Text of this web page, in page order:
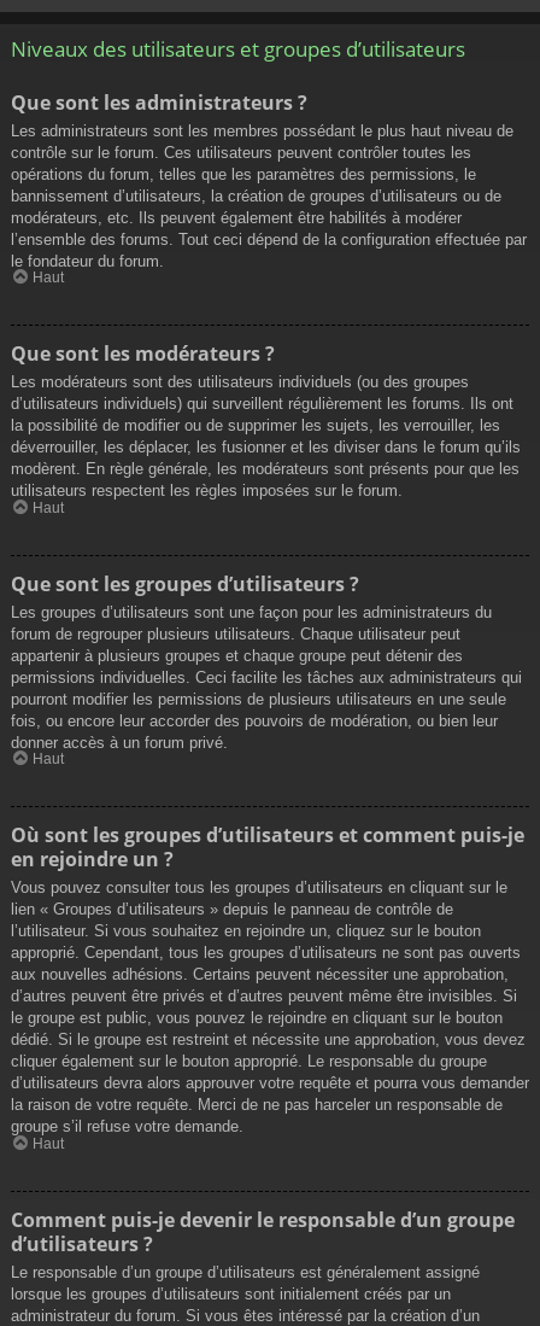
Niveaux des utilisateurs et groupes d’utilisateurs
Que sont les administrateurs ?
Les administrateurs sont les membres possédant le plus haut niveau de
contrôle sur le forum. Ces utilisateurs peuvent contrôler toutes les
opérations du forum, telles que les paramètres des permissions, le
bannissement d’utilisateurs, la création de groupes d’utilisateurs ou de
modérateurs, etc. Ils peuvent également être habilités à modérer
l’ensemble des forums. Tout ceci dépend de la configuration effectuée par
le fondateur du forum.
Haut
Que sont les modérateurs ?
Les modérateurs sont des utilisateurs individuels (ou des groupes
d’utilisateurs individuels) qui surveillent régulièrement les forums. Ils ont
la possibilité de modifier ou de supprimer les sujets, les verrouiller, les
déverrouiller, les déplacer, les fusionner et les diviser dans le forum qu’ils
modèrent. En règle générale, les modérateurs sont présents pour que les
utilisateurs respectent les règles imposées sur le forum.
Haut
Que sont les groupes d’utilisateurs ?
Les groupes d’utilisateurs sont une façon pour les administrateurs du
forum de regrouper plusieurs utilisateurs. Chaque utilisateur peut
appartenir à plusieurs groupes et chaque groupe peut détenir des
permissions individuelles. Ceci facilite les tâches aux administrateurs qui
pourront modifier les permissions de plusieurs utilisateurs en une seule
fois, ou encore leur accorder des pouvoirs de modération, ou bien leur
donner accès à un forum privé.
Haut
Où sont les groupes d’utilisateurs et comment puis-je
en rejoindre un ?
Vous pouvez consulter tous les groupes d’utilisateurs en cliquant sur le
lien « Groupes d’utilisateurs » depuis le panneau de contrôle de
l’utilisateur. Si vous souhaitez en rejoindre un, cliquez sur le bouton
approprié. Cependant, tous les groupes d’utilisateurs ne sont pas ouverts
aux nouvelles adhésions. Certains peuvent nécessiter une approbation,
d’autres peuvent être privés et d’autres peuvent même être invisibles. Si
le groupe est public, vous pouvez le rejoindre en cliquant sur le bouton
dédié. Si le groupe est restreint et nécessite une approbation, vous devez
cliquer également sur le bouton approprié. Le responsable du groupe
d’utilisateurs devra alors approuver votre requête et pourra vous demander
la raison de votre requête. Merci de ne pas harceler un responsable de
groupe s’il refuse votre demande.
Haut
Comment puis-je devenir le responsable d’un groupe
d’utilisateurs ?
Le responsable d’un groupe d’utilisateurs est généralement assigné
lorsque les groupes d’utilisateurs sont initialement créés par un
administrateur du forum. Si vous êtes intéressé par la création d’un